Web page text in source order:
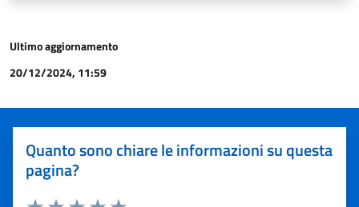
Ultimo aggiornamento
20/12/2024, 11:59
Quanto sono chiare le informazioni su questa
pagina?